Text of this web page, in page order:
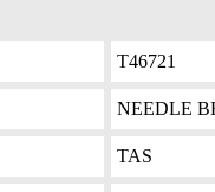
T46721
NEEDLE
TAS